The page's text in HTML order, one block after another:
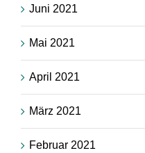
Juni 2021
Mai 2021
April 2021
März 2021
Februar 2021